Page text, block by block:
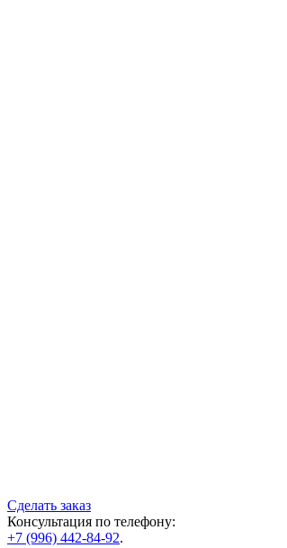
Сделать заказ
Консультация по телефону:
+7 (996) 442-84-92.